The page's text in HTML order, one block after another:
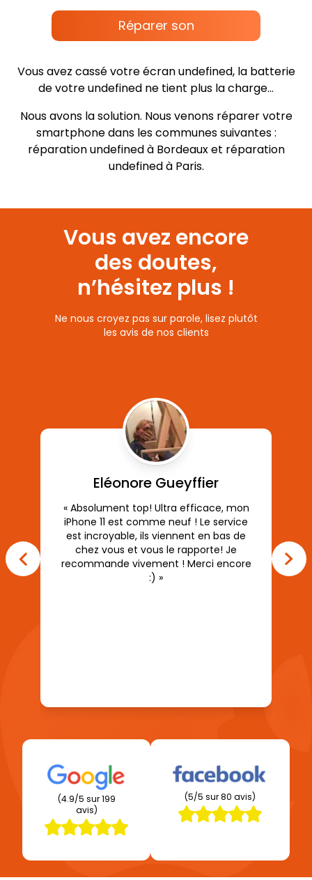
Réparer son
Vous avez cassé votre écranundefined, la batterie
de votreundefined ne tient plus la charge…
Nous avons la solution. Nous venons réparer votre
smartphone dans les communes suivantes :
réparationundefinedà Bordeaux et réparation
undefinedà Paris.
Vous avez encore
des doutes,
n’hésitez plus !
Ne nous croyez pas sur parole, lisez plutôt
les avis de nos clients
Eléonore Gueyffier
« Absolument top! Ultra efficace, mon
iPhone 11 est comme neuf ! Le service
est incroyable, ils viennent en bas de
chez vous et vous le rapporte! Je
recommande vivement ! Merci encore
:) »
(4.9/5 sur 199
avis)
(5/5 sur 80 avis)